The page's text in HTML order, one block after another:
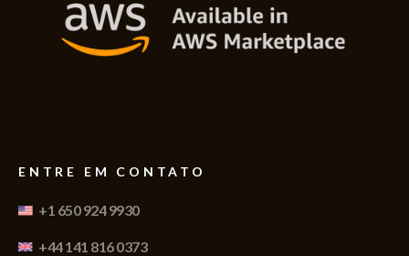
ENTRE EM CONTATO
+1 650 924 9930
+44 141 816 0373